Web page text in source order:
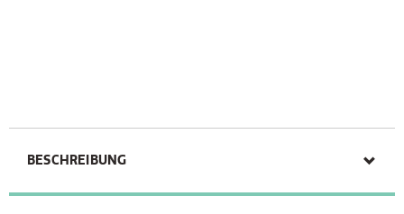
BESCHREIBUNG